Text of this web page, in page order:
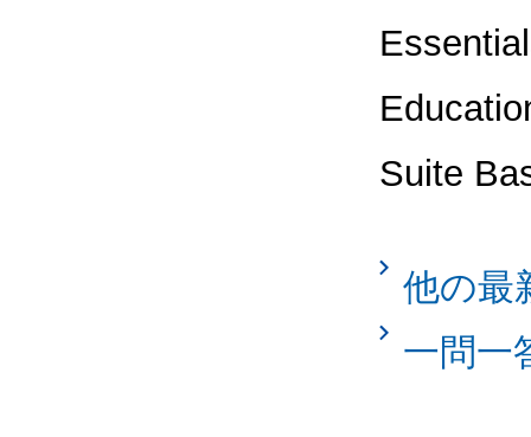
Suite
他の最
一問一